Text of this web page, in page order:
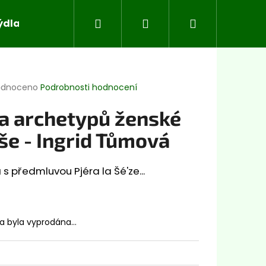
Koloidní stříbro Superpotraviny
Hledat PřihlášeníNákupní
Podrobnosti hodnocení
archetypů ženské
- Ingrid Tůmová
s předmluvou Pjéra la Šé'ze...
byla vyprodána…